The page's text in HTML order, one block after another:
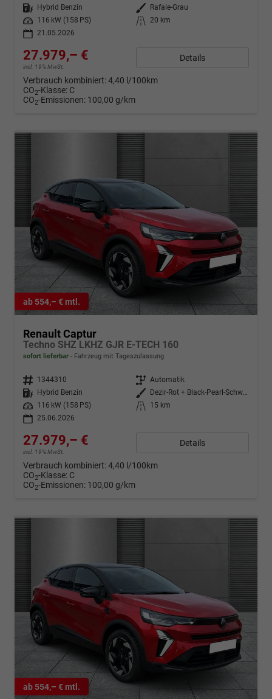
Kraftstoff
Hybrid Benzin Außenfarbe
Rafale-Grau
Leistung
116 kW (158 PS) Kilometerstand
20 km
21.05.2026
27.979,– €
incl. 19% MwSt.
Details
Verbrauch kombiniert:4,40 l/100km
CO2-Klasse: C
CO2-Emissionen: 100,00 g/km
ab 554,– € mtl.
Renault Captur
Techno SHZ LKHZ GJR E-TECH 160
sofort lieferbar Fahrzeug mit Tageszulassung
Fahrzeugnr. 1344310 Getriebe Automatik
Kraftstoff
Hybrid Benzin Außenfarbe
Dezir-Rot + Black-Pearl-Schwarz
Leistung
116 kW (158 PS) Kilometerstand
15 km
25.06.2026
27.979,– €
incl. 19% MwSt.
Details
Verbrauch kombiniert:4,40 l/100km
CO2-Klasse: C
CO2-Emissionen: 100,00 g/km
ab 554,– € mtl.